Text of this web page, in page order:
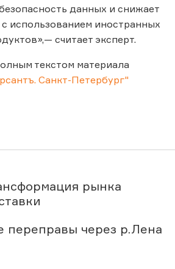
данных и снижает
использованием иностранных
считает эксперт.
текстом материала
Санкт-Петербург"
рынка
переправы через р.Лена